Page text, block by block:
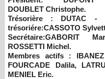
DOUBLET Christophe.
Trésorière : DUTAC -
trésoriére:CASSOTO
Secrétaire:GABORIT
ROSSETTI Michel.
Membres actifs :
FOURCADE Dalila,
MENIEL Eric.